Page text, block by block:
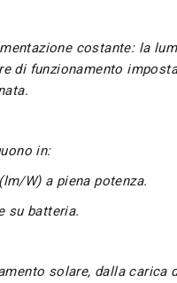
costante: la
di funzionamento
in:
W) a piena potenza.
su batteria.
solare, dalla carica